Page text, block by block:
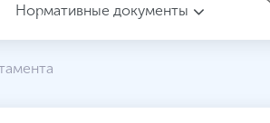
Нормативные документы